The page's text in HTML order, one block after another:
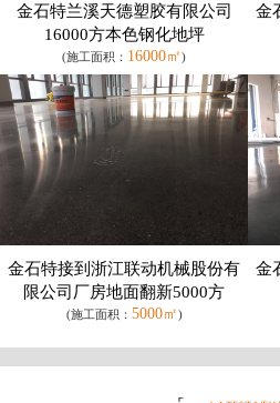
金石特兰溪天德塑胶有限公司
16000方本色钢化地坪
(施工面积： 16000㎡)
金
金石特接到浙江联动机械股份有
限公司厂房地面翻新5000方
(施工面积： 5000㎡)
金